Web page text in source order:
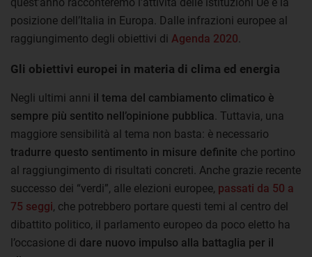
posizione dell’Italia in Europa. Dalle infrazioni europee al
raggiungimento degli obiettivi di Agenda 2020
Gli obiettivi europei in materia di clima ed energia
Negli ultimi anni il tema del cambiamento climatico è
sempre più sentito nell’opinione pubblica . Tuttavia, una
maggiore sensibilità al tema non basta: è necessario
tradurre questo sentimento in misure definite che portino
al raggiungimento di risultati concreti. Anche grazie recente
successo dei “verdi”, alle elezioni europee, passati da 50 a
75 seggi, che potrebbero portare questi temi al centro del
dibattito politico, il parlamento europeo da poco eletto ha
l’occasione di dare nuovo impulso alla battaglia per il